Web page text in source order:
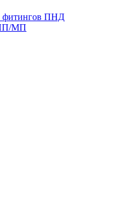
фитингов ПНД
ПП/МП